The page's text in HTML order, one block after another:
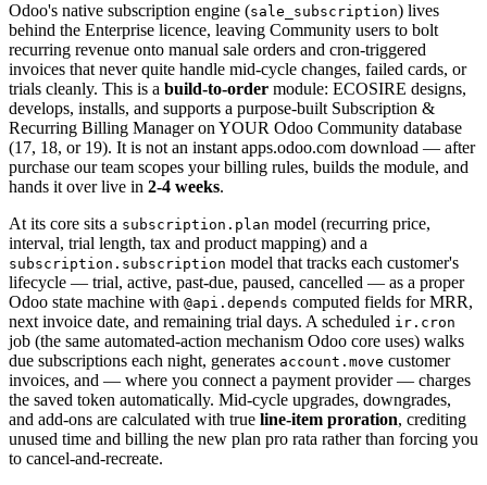
Odoo's native subscription engine (sale_subscription) lives
behind the Enterprise licence, leaving Community users to bolt
recurring revenue onto manual sale orders and cron-triggered
invoices that never quite handle mid-cycle changes, failed cards, or
trials cleanly. This is a build-to-order module: ECOSIRE designs,
develops, installs, and supports a purpose-built Subscription &
Recurring Billing Manager on YOUR Odoo Community database
(17, 18, or 19). It is not an instant apps.odoo.com download — after
purchase our team scopes your billing rules, builds the module, and
hands it over live in 2-4 weeks.
At its core sits a subscription.plan model (recurring price,
interval, trial length, tax and product mapping) and a
subscription.subscription model that tracks each customer's
lifecycle — trial, active, past-due, paused, cancelled — as a proper
Odoo state machine with @api.depends computed fields for MRR,
next invoice date, and remaining trial days. A scheduled ir.cron
job (the same automated-action mechanism Odoo core uses) walks
due subscriptions each night, generates account.move customer
invoices, and — where you connect a payment provider — charges
the saved token automatically. Mid-cycle upgrades, downgrades,
and add-ons are calculated with true line-item proration, crediting
unused time and billing the new plan pro rata rather than forcing you
to cancel-and-recreate.